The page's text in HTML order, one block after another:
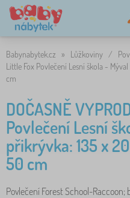
Babynabytek.cz » Lůžkoviny /
Little Fox Povlečení Lesní škola -
cm
DOČASNĚ
Povlečení Lesní
přikrývka: 135 x
50 cm
Povlečení Forest School-